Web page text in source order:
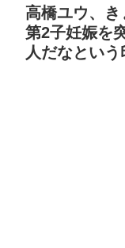
高橋ユウ、
第2子妊娠を
人だなとい